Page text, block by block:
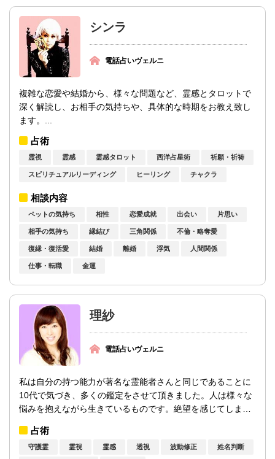
シンラ
電話占いヴェルニ
複雑な恋愛や結婚から、様々な問題など、霊感とタロットで
深く解読し、お相手の気持ちや、具体的な時期をお教え致し
ます。...
占術
霊視 霊感 霊感タロット 西洋占星術 祈願・祈祷
スピリチュアルリーディング ヒーリング チャクラ
相談内容
ペットの気持ち 相性 恋愛成就 出会い 片思い
相手の気持ち 縁結び 三角関係 不倫・略奪愛
復縁・復活愛 結婚 離婚 浮気 人間関係
仕事・転職 金運
理紗
電話占いヴェルニ
私は自分の持つ能力が著名な霊能者さんと同じであることに
10代で気づき、多くの鑑定をさせて頂きました。人は様々な
悩みを抱えながら生きているものです。絶望を感じてしまっ
占術
守護霊 霊視 霊感 透視 波動修正 姓名判断